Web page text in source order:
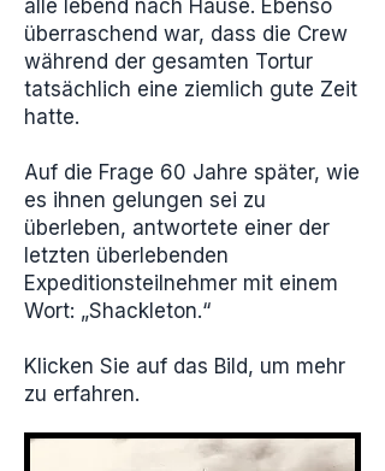
alle lebend nach Hause. Ebenso
überraschend war, dass die Crew
während der gesamten Tortur
tatsächlich eine ziemlich gute Zeit
hatte.
Auf die Frage 60 Jahre später, wie
es ihnen gelungen sei zu
überleben, antwortete einer der
letzten überlebenden
Expeditionsteilnehmer mit einem
Wort: „Shackleton.“
Klicken Sie auf das Bild, um mehr
zu erfahren.